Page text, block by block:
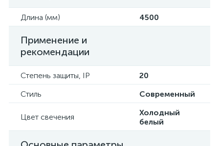
Длина (мм) 4500
Применение и
рекомендации
Степень защиты, IP
20
Стиль
Современный
Цвет свечения
Холодный
белый